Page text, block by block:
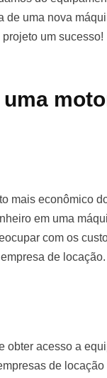
de uma nova
um sucesso!
mais econômico
em uma
com os
de locação.
obter acesso a
de